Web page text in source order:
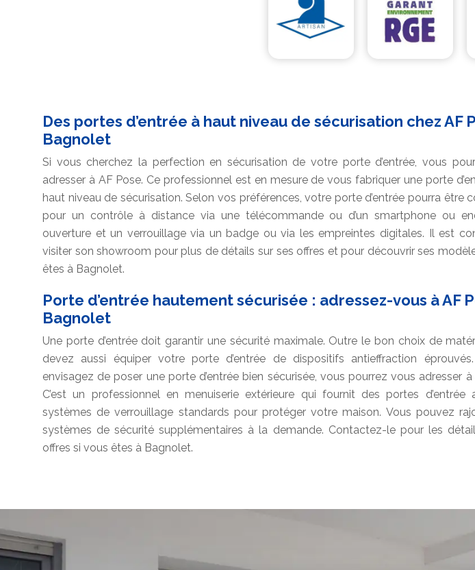
Des portes d’entrée à haut niveau de sécurisation chez AF
Bagnolet
Si vous cherchez la perfection en sécurisation de votre porte d’entrée, vous
adresser à AF Pose. Ce professionnel est en mesure de vous fabriquer une porte
haut niveau de sécurisation. Selon vos préférences, votre porte d’entrée pourra être
pour un contrôle à distance via une télécommande ou d’un smartphone ou
ouverture et un verrouillage via un badge ou via les empreintes digitales. Il est
visiter son showroom pour plus de détails sur ses offres et pour découvrir ses
êtes à Bagnolet.
Porte d’entrée hautement sécurisée : adressez-vous à AF
Bagnolet
Une porte d’entrée doit garantir une sécurité maximale. Outre le bon choix de
devez aussi équiper votre porte d’entrée de dispositifs antieffraction
envisagez de poser une porte d’entrée bien sécurisée, vous pourrez vous adresser à
C’est un professionnel en menuiserie extérieure qui fournit des portes d’entrée
systèmes de verrouillage standards pour protéger votre maison. Vous pouvez
systèmes de sécurité supplémentaires à la demande. Contactez-le pour les
offres si vous êtes à Bagnolet.